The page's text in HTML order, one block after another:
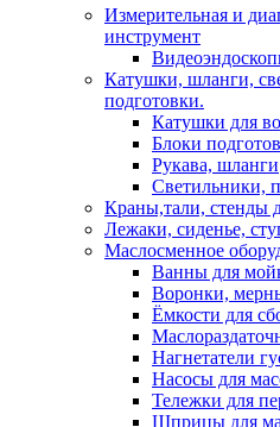
Измерительная и
инструмент
Катушки, шланги,
подготовки.
Катушки для
Блоки
Рукава, шланги
Светильники,
Краны,тали, стенды
Лежаки, сиденье,
Маслосменное
Ванны для
Воронки,
Ёмкости для
Нагнетатели
Насосы для
Тележки для
Шприцы для